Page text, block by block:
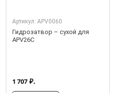
Артикул: APV0060
Гидрозатвор – сухой для
APV26C
1 707 ₽.